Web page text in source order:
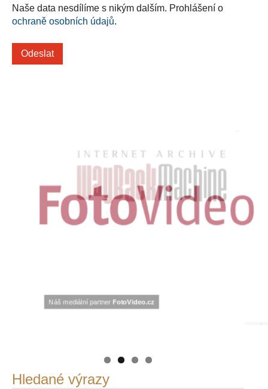
Naše data nesdílíme s nikým dalším. Prohlášení o
ochraně osobních údajů.
Hledané výrazy